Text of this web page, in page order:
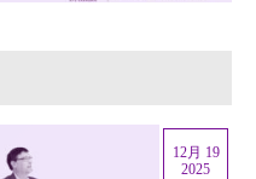
12月 19
2025